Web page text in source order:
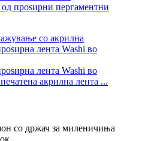
проѕирни пергаментни
лента Washi во
акрилна лента ...